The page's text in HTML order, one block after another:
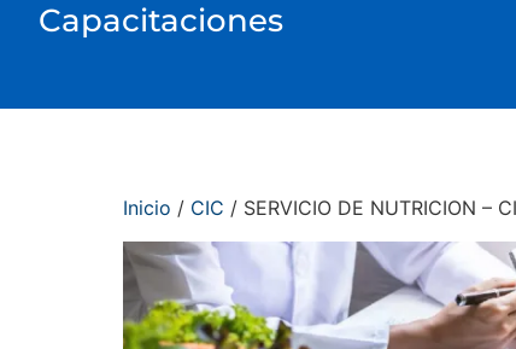
Capacitaciones
Inicio / CIC / SERVICIO DE NUTRICION –